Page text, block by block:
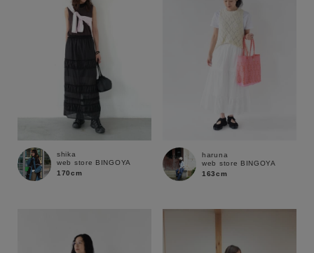
shika
web store BINGOYA
170cm
haruna
web store BINGOYA
163cm